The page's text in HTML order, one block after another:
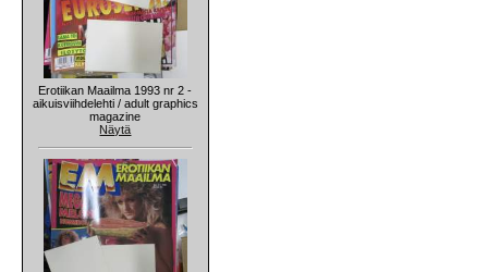
Erotiikan Maailma 1993 nr 2 -
aikuisviihdelehti / adult graphics
magazine
Näytä